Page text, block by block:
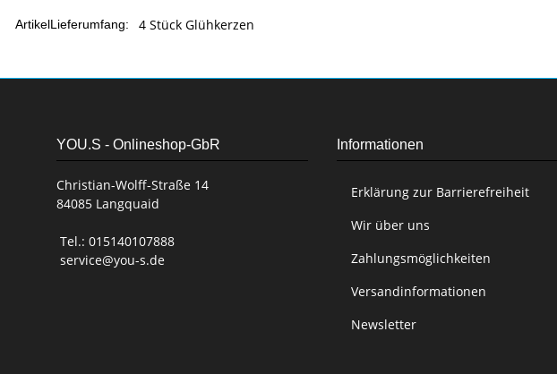
ArtikelLieferumfang: 4 Stück Glühkerzen
YOU.S - Onlineshop-GbR
Christian-Wolff-Straße 14
84085 Langquaid
Tel.: 015140107888
service@you-s.de
Informationen
Erklärung zur Barrierefreiheit
Wir über uns
Zahlungsmöglichkeiten
Versandinformationen
Newsletter